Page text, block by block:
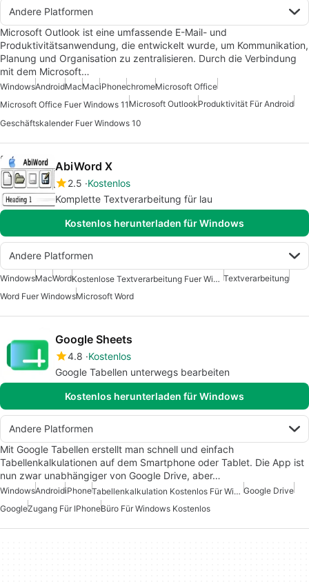
Andere Platformen
Microsoft Outlook ist eine umfassende E-Mail- und
Produktivitätsanwendung, die entwickelt wurde, um Kommunikation,
Planung und Organisation zu zentralisieren. Durch die Verbindung
mit dem Microsoft…
WindowsAndroidMacMaciPhonechromeMicrosoft Office
Microsoft Office Fuer Windows 11Microsoft OutlookProduktivität Für Android
Geschäftskalender Fuer Windows 10
AbiWord X
2.5 Kostenlos
Komplette Textverarbeitung für lau
Kostenlos herunterladen für Windows
Andere Platformen
WindowsMacWord Kostenlose Textverarbeitung Fuer Windows Textverarbeitung
Word Fuer WindowsMicrosoft Word
Google Sheets
4.8 Kostenlos
Google Tabellen unterwegs bearbeiten
Kostenlos herunterladen für Windows
Andere Platformen
Mit Google Tabellen erstellt man schnell und einfach
Tabellenkalkulationen auf dem Smartphone oder Tablet. Die App ist
nun zwar unabhängiger von Google Drive, aber…
WindowsAndroidiPhone Tabellenkalkulation Kostenlos Für Windows Google Drive
GoogleZugang Für IPhoneBüro Für Windows Kostenlos